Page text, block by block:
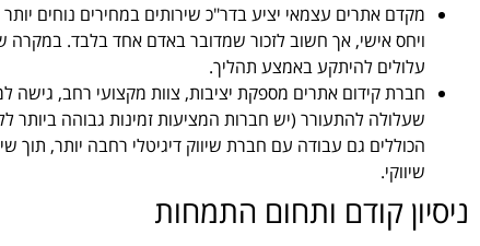
מקדם אתרים עצמאי יציע בדר"כ שירותים במחירים נוחים
ויחס אישי, אך חשוב לזכור שמדובר באדם אחד בלבד. במקרה
עלולים להיתקע באמצע תהליך.
חברת קידום אתרים מספקת יציבות, צוות מקצועי רחב, גישה
שעלולה להתעורר (יש חברות המציעות זמינות גבוהה ביותר
הכוללים גם עבודה עם חברת שיווק דיגיטלי רחבה יותר, תוך
שיווקי.
ניסיון קודם ותחום התמחות